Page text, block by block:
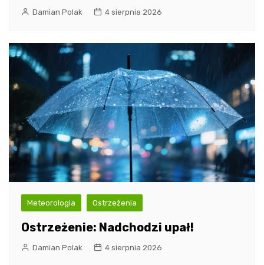
Damian Polak 4 sierpnia 2026
Meteorologia Ostrzeżenia
Ostrzeżenie: Nadchodzi upał!
Damian Polak 4 sierpnia 2026